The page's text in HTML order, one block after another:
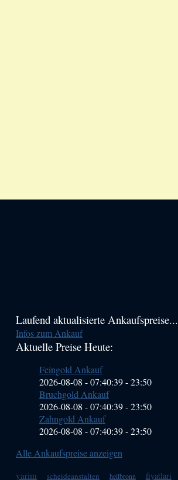
Haupt-
Sidebar
Laufend aktualisierte Ankaufspreise...
Infos zum Ankauf
Aktuelle Preise Heute:
Feingold Ankauf
2026-08-08 - 07:40:39-23:50
Bruchgold Ankauf
2026-08-08 - 07:40:39-23:50
Zahngold Ankauf
2026-08-08 - 07:40:39-23:50
Alle Ankaufspreise anzeigen
yarim scheideanstalten heilbronn fiyatlari